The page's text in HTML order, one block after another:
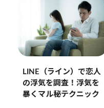
LINE（ライン）で恋人
の浮気を調査！浮気を
暴くマル秘テクニック